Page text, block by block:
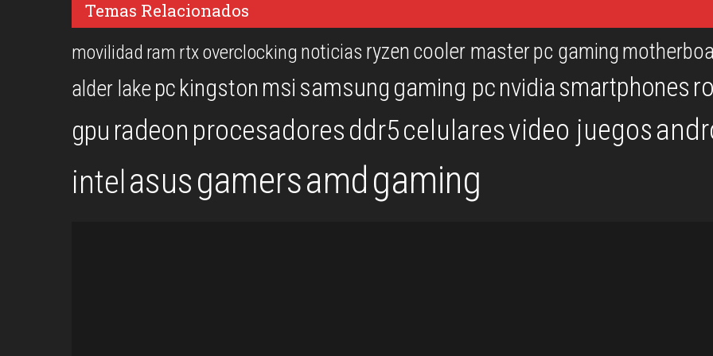
Temas Relacionados
movilidad ram rtxoverclocking noticias ryzencooler masterpc gaming
alder lakepc kingston msi samsung gaming pcnvidiasmartphones
gpu radeon procesadoresddr5celularesvideo juegos
intelasusgamersamd gaming